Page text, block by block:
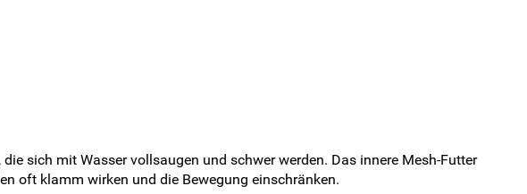
sich mit Wasser vollsaugen und schwer werden. Das innere Mesh-Futter
oft klamm wirken und die Bewegung einschränken.